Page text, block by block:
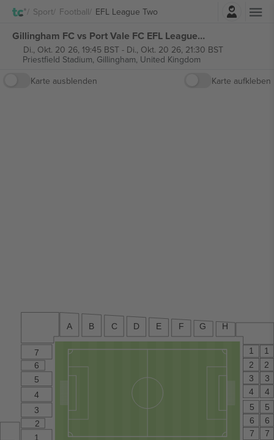
Sport Football EFL League TwoEinloggen
Gillingham FC vs Port Vale FC EFL League Two tickets
Di., Okt. 20 26, 19:45 BST- Di., Okt. 20 26, 21:30 BST
Priestfield Stadium, Gillingham, United Kingdom
Karte ausblenden
Karte aufkleben
A B C D E F G H
1
2
3
4
5
6
7
1
2
3
4
5
6
7
7
6
5
4
3
2
1